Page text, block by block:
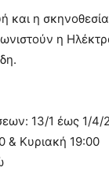
και η
η
13/1 έως 1/4/
& Κυριακή 19:00